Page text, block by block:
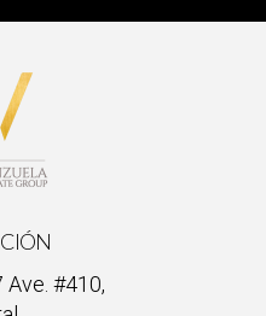
#410,